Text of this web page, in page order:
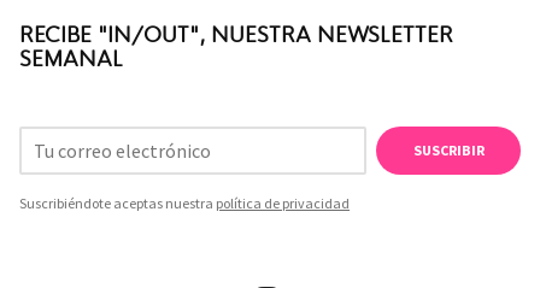
RECIBE "IN/OUT", NUESTRA NEWSLETTER
SEMANAL
SUSCRIBIR
Suscribiéndote aceptas nuestra política de privacidad